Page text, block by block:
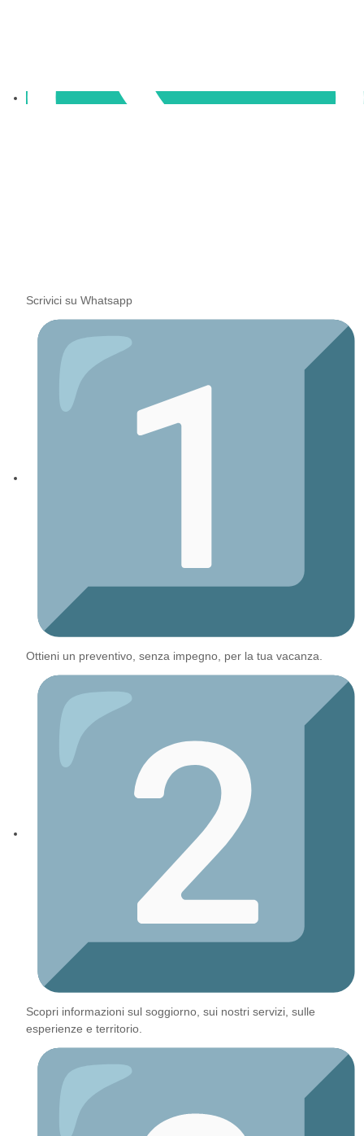
Scrivici su Whatsapp
Ottieni un preventivo, senza impegno, per la tua vacanza.
Scopri informazioni sul soggiorno, sui nostri servizi, sulle
esperienze e territorio.